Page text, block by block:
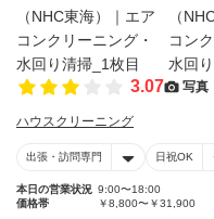
3.07 写真
ハウスクリーニング
出張・訪問専門 日祝OK
本日の営業状況 9:00〜18:00
価格帯
￥8,800〜￥31,900